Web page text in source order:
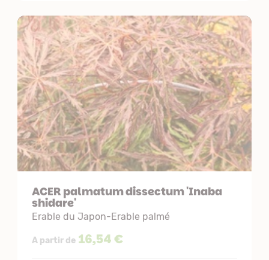
ACER palmatum dissectum 'Inaba
shidare'
Erable du Japon-Erable palmé
A partir de 16,54 €